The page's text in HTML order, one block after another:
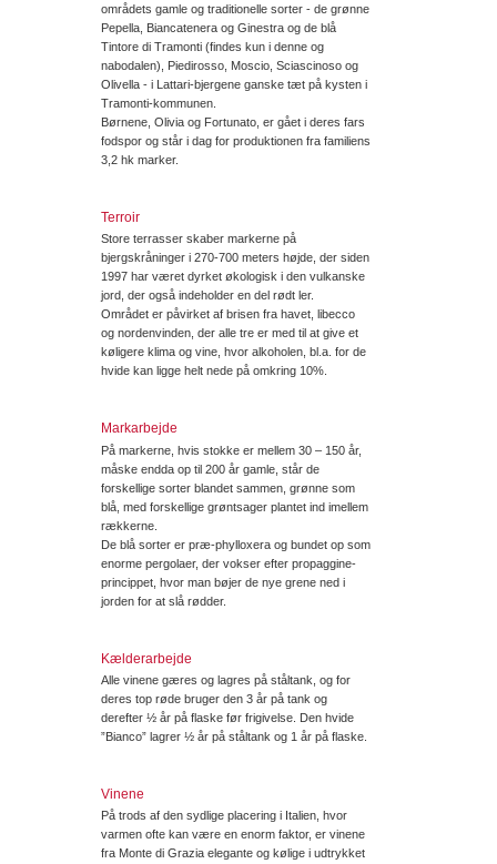
områdets gamle og traditionelle sorter - de grønne
Pepella, Biancatenera og Ginestra og de blå
Tintore di Tramonti (findes kun i denne og
nabodalen), Piedirosso, Moscio, Sciascinoso og
Olivella - i Lattari-bjergene ganske tæt på kysten i
Tramonti-kommunen.
Børnene, Olivia og Fortunato, er gået i deres fars
fodspor og står i dag for produktionen fra familiens
3,2 hk marker.
Terroir
Store terrasser skaber markerne på
bjergskråninger i 270-700 meters højde, der siden
1997 har været dyrket økologisk i den vulkanske
jord, der også indeholder en del rødt ler.
Området er påvirket af brisen fra havet, libecco
og nordenvinden, der alle tre er med til at give et
køligere klima og vine, hvor alkoholen, bl.a. for de
hvide kan ligge helt nede på omkring 10%.
Markarbejde
På markerne, hvis stokke er mellem 30 – 150 år,
måske endda op til 200 år gamle, står de
forskellige sorter blandet sammen, grønne som
blå, med forskellige grøntsager plantet ind imellem
rækkerne.
De blå sorter er præ-phylloxera og bundet op som
enorme pergolaer, der vokser efter propaggine-
princippet, hvor man bøjer de nye grene ned i
jorden for at slå rødder.
Kælderarbejde
Alle vinene gæres og lagres på ståltank, og for
deres top røde bruger den 3 år på tank og
derefter ½ år på flaske før frigivelse. Den hvide
”Bianco” lagrer ½ år på ståltank og 1 år på flaske.
Vinene
På trods af den sydlige placering i Italien, hvor
varmen ofte kan være en enorm faktor, er vinene
fra Monte di Grazia elegante og kølige i udtrykket